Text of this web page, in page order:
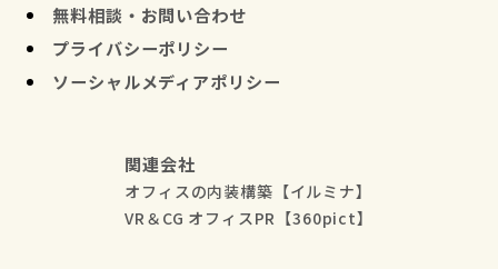
無料相談・お問い合わせ
プライバシーポリシー
ソーシャルメディアポリシー
関連会社
オフィスの内装構築【イルミナ】
VR＆CG オフィスPR【360pict】